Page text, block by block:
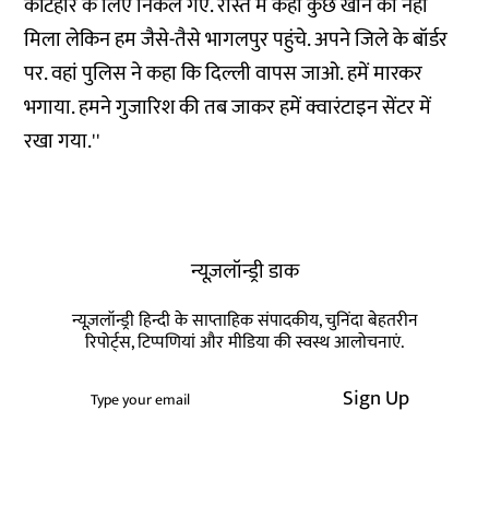
मिला लेकिन हम जैसे-तैसे भागलपुर पहुंचे. अपने जिले के बॉर्डर
पर. वहां पुलिस ने कहा कि दिल्ली वापस जाओ. हमें मारकर
भगाया. हमने गुजारिश की तब जाकर हमें क्वारंटाइन सेंटर में
रखा गया.''
न्यूज़लॉन्ड्री डाक
न्यूज़लॉन्ड्री हिन्दी के साप्ताहिक संपादकीय, चुनिंदा बेहतरीन
रिपोर्ट्स, टिप्पणियां और मीडिया की स्वस्थ आलोचनाएं.
Sign Up